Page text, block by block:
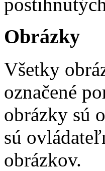
Obrázky
Všetky
označené
obrázky sú
sú
obrázkov.